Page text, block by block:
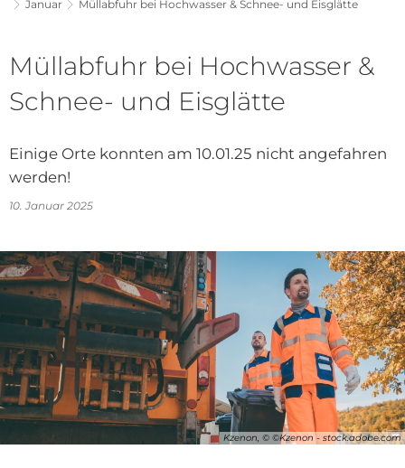
Januar
Müllabfuhr bei Hochwasser & Schnee- und Eisglätte
Müllabfuhr bei Hochwasser &
Schnee- und Eisglätte
Einige Orte konnten am 10.01.25 nicht angefahren
werden!
10. Januar 2025
Kzenon, © ©Kzenon - stock.adobe.com